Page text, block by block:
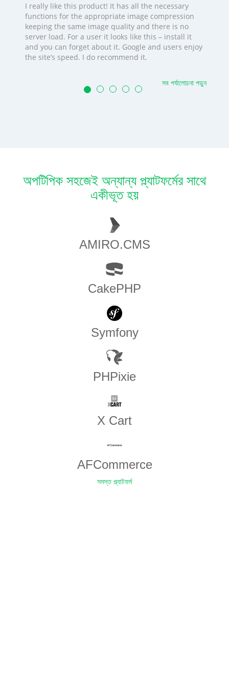
I really like this product! It has all the necessary
functions for the appropriate image compression
keeping the same image quality and there is no
server load. For a user it looks like this – install it
and you can forget about it. Google and users enjoy
the site’s speed. I do recommend it.
সব পর্যালোচনা পড়ুন
অপটিপিক সহজেই অন্যান্য প্ল্যাটফর্মের সাথে
একীভূত হয়
AMIRO.CMS
CakePHP
Symfony
PHPixie
X Cart
AFCommerce
সমস্ত প্ল্যাটফর্ম